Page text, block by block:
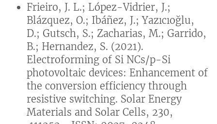
Frieiro, J. L.; López-Vidrier, J.;
Blázquez, O.; Ibáñez, J.; Yazıcıoğlu,
D.; Gutsch, S.; Zacharias, M.; Garrido,
B.; Hernandez, S. (2021).
Electroforming of Si NCs/p-Si
photovoltaic devices: Enhancement of
the conversion efficiency through
resistive switching. Solar Energy
Materials and Solar Cells, 230,